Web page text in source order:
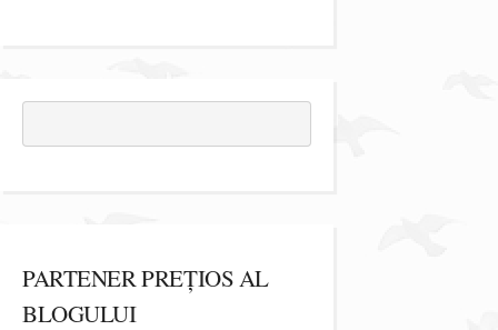
PARTENER PREȚIOS AL
BLOGULUI